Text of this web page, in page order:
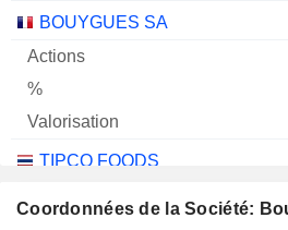
BOUYGUES SA
TIPCO FOODS
Coordonnées de la Société: